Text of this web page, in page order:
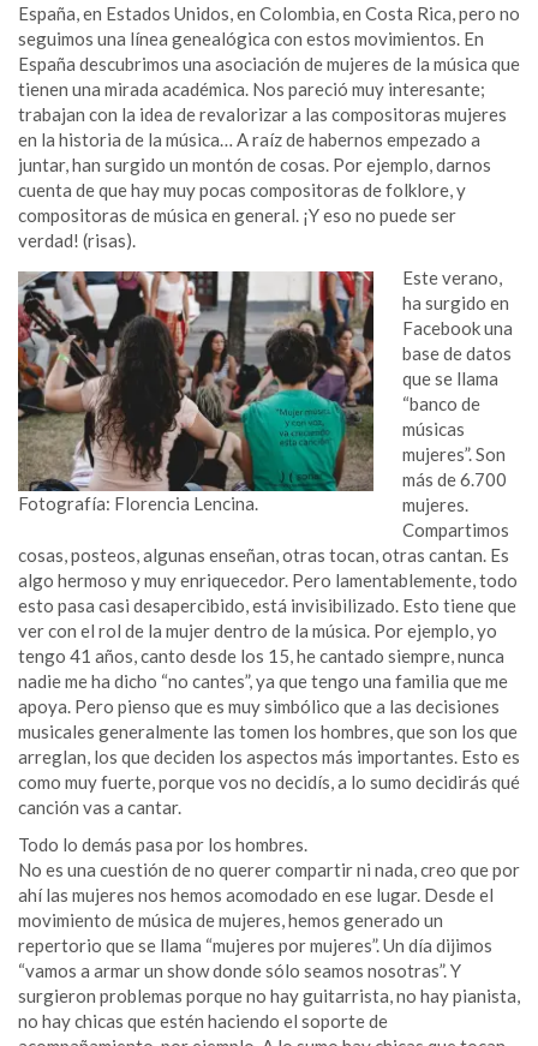
España, en Estados Unidos, en Colombia, en Costa Rica, pero no
seguimos una línea genealógica con estos movimientos. En
España descubrimos una asociación de mujeres de la música que
tienen una mirada académica. Nos pareció muy interesante;
trabajan con la idea de revalorizar a las compositoras mujeres
en la historia de la música… A raíz de habernos empezado a
juntar, han surgido un montón de cosas. Por ejemplo, darnos
cuenta de que hay muy pocas compositoras de folklore, y
compositoras de música en general. ¡Y eso no puede ser
verdad! (risas).
Fotografía: Florencia Lencina.
Este verano,
ha surgido en
Facebook una
base de datos
que se llama
“banco de
músicas
mujeres”. Son
más de 6.700
mujeres.
Compartimos
cosas, posteos, algunas enseñan, otras tocan, otras cantan. Es
algo hermoso y muy enriquecedor. Pero lamentablemente, todo
esto pasa casi desapercibido, está invisibilizado. Esto tiene que
ver con el rol de la mujer dentro de la música. Por ejemplo, yo
tengo 41 años, canto desde los 15, he cantado siempre, nunca
nadie me ha dicho “no cantes”, ya que tengo una familia que me
apoya. Pero pienso que es muy simbólico que a las decisiones
musicales generalmente las tomen los hombres, que son los que
arreglan, los que deciden los aspectos más importantes. Esto es
como muy fuerte, porque vos no decidís, a lo sumo decidirás qué
canción vas a cantar.
Todo lo demás pasa por los hombres.
No es una cuestión de no querer compartir ni nada, creo que por
ahí las mujeres nos hemos acomodado en ese lugar. Desde el
movimiento de música de mujeres, hemos generado un
repertorio que se llama “mujeres por mujeres”. Un día dijimos
“vamos a armar un show donde sólo seamos nosotras”. Y
surgieron problemas porque no hay guitarrista, no hay pianista,
no hay chicas que estén haciendo el soporte de